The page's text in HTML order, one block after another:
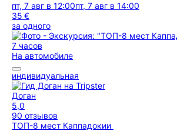
пт, 7 авг в 12:00пт, 7 авг в 14:00
35 €
за одного
7 часов
На автомобиле
индивидуальная
Доган
5,0
90 отзывов
ТОП-8 мест Каппадокии